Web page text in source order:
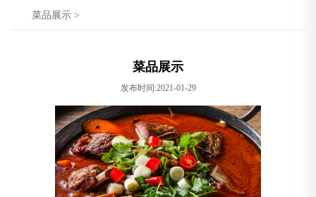
菜品展示 >
菜品展示
发布时间:2021-01-29